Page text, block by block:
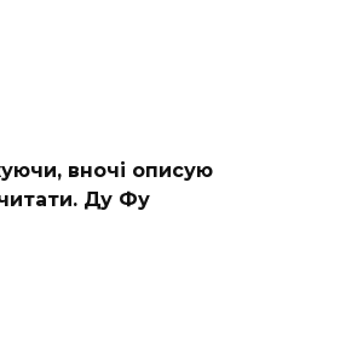
вночі описую
Ду Фу